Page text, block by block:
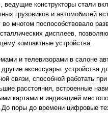
ведущие конструкторы стали
грузовиков и автомобилей
многом поспособствовало
дисплеев,
компактные устройства.
и телевизорами в салоне
аксессуары: устройства
связи, способной работать при
расстояния, встроенные
картами и индикацией
поры до времени цифровые